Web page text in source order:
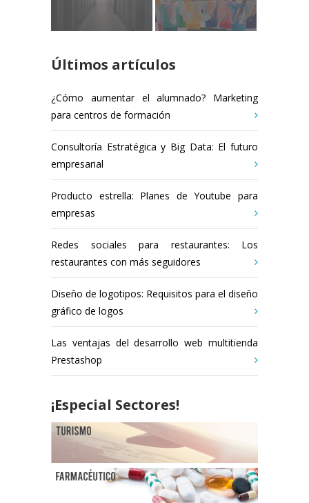
Últimos artículos
¿Cómo aumentar el alumnado? Marketing
para centros de formación
Consultoría Estratégica y Big Data: El futuro
empresarial
Producto estrella: Planes de Youtube para
empresas
Redes sociales para restaurantes: Los
restaurantes con más seguidores
Diseño de logotipos: Requisitos para el diseño
gráfico de logos
Las ventajas del desarrollo web multitienda
Prestashop
¡Especial Sectores!